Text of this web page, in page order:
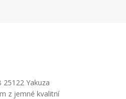
25122 Yakuza
z jemné kvalitní